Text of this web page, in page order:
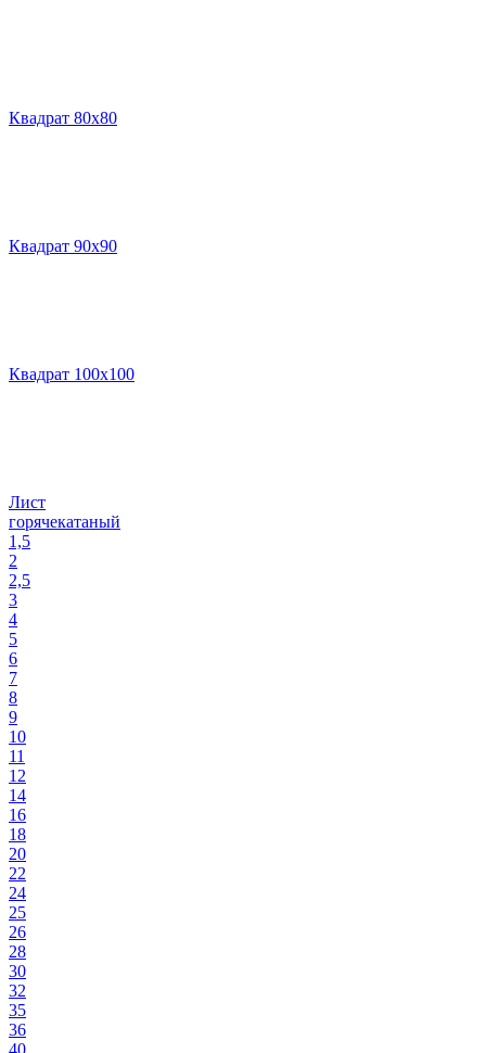
Квадрат 80х80
Квадрат 90х90
Квадрат 100х100
Лист
горячекатаный
1,5
2
2,5
3
4
5
6
7
8
9
10
11
12
14
16
18
20
22
24
25
26
28
30
32
35
36
40